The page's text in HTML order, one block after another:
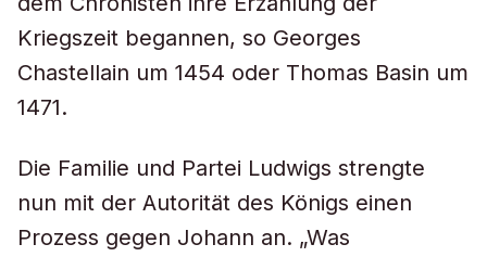
Kriegszeit begannen, so Georges
Chastellain um 1454 oder Thomas Basin um
1471.
Die Familie und Partei Ludwigs strengte
nun mit der Autorität des Königs einen
Prozess gegen Johann an. „Was